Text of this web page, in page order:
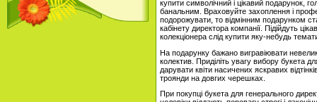
купити символічний і цікавий подарунок,
банальним. Враховуйте захоплення і
подорожувати, то відмінним подарунком
кабінету директора компанії. Підійдуть
колекціонера слід купити яку-небудь
На подарунку бажано вигравіювати
колектив. Приділіть увагу вибору букета
дарувати квіти насичених яскравих
троянди на довгих черешках.
При покупці букета для генерального